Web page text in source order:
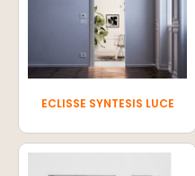
ECLISSE SYNTESIS LUCE